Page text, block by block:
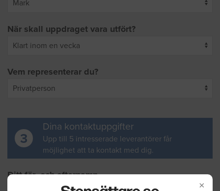
×
När skall uppdraget vara utfört?
Vem representerar du?
3
Dina kontaktuppgifter
Upp till 5 intresserade leverantörer får
möjlighet att ta kontakt med dig.
Ditt för- och efternamn